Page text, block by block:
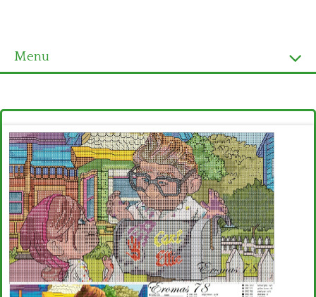
Menu
Ultimi schemi
Alfabeto
Bambini
Disney
Thun